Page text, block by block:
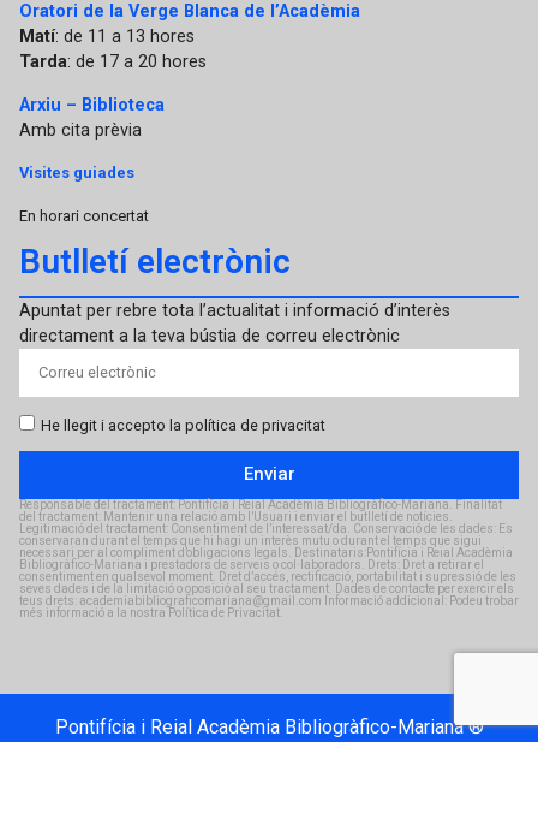
Oratori de la Verge Blanca de l’Acadèmia
Matí: de 11 a 13 hores
Tarda: de 17 a 20 hores
Arxiu – Biblioteca
Amb cita prèvia
Visites guiades
En horari concertat
Butlletí electrònic
Apuntat per rebre tota l’actualitat i informació d’interès
directament a la teva bústia de correu electrònic
He llegit i accepto la política de privacitat
Enviar
Responsable del tractament: Pontifícia i Reial Acadèmia Bibliogràfico-Mariana. Finalitat
del tractament: Mantenir una relació amb l’Usuari i enviar el butlletí de notícies.
Legitimació del tractament: Consentiment de l’interessat/da. Conservació de les dades: Es
conservaran durant el temps que hi hagi un interès mutu o durant el temps que sigui
necessari per al compliment d’obligacions legals. Destinataris:Pontifícia i Reial Acadèmia
Bibliogràfico-Mariana i prestadors de serveis o col·laboradors. Drets: Dret a retirar el
consentiment en qualsevol moment. Dret d’accés, rectificació, portabilitat i supressió de les
seves dades i de la limitació o oposició al seu tractament. Dades de contacte per exercir els
teus drets: academiabibliograficomariana@gmail.com Informació addicional: Podeu trobar
més informació a la nostra Política de Privacitat.
Pontifícia i Reial Acadèmia Bibliogràfico-Mariana ®